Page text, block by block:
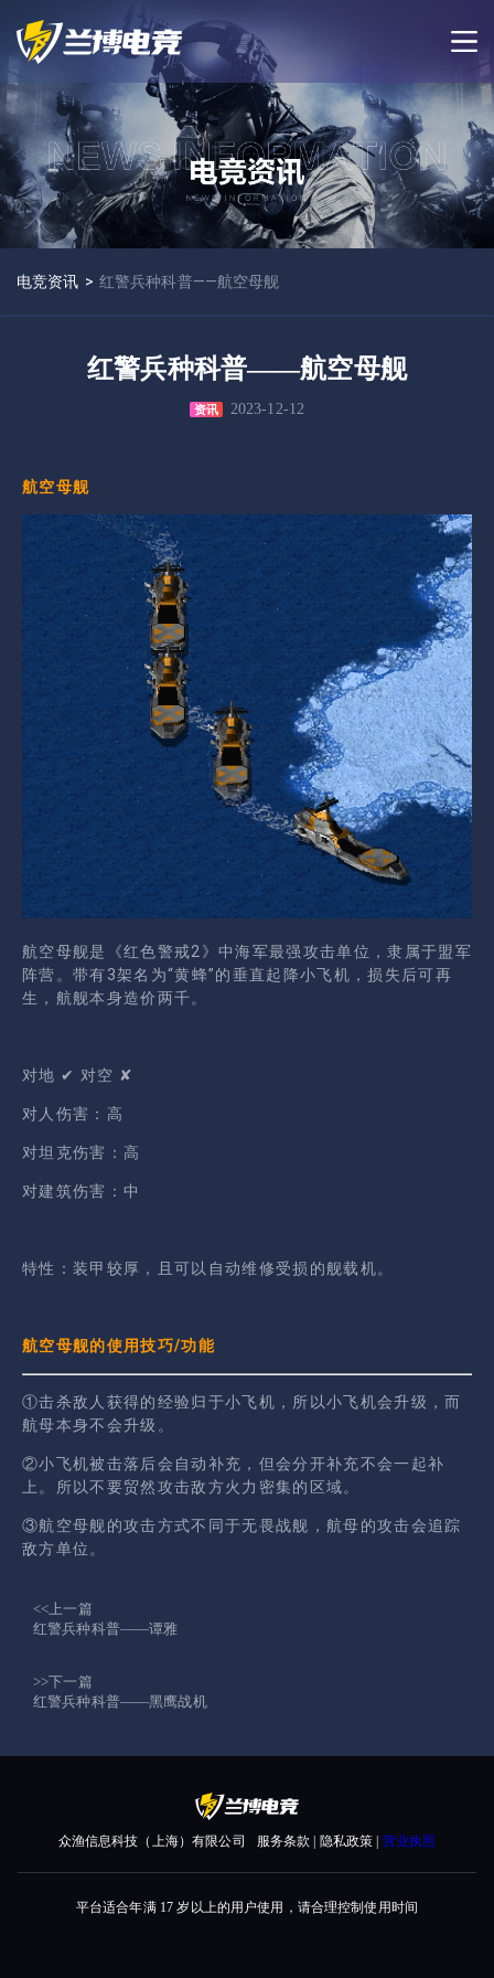
电竞资讯 > 红警兵种科普——航空母舰
红警兵种科普——航空母舰
资讯 2023-12-12
航空母舰
航空母舰是《红色警戒2》中海军最强攻击单位，隶属于盟军
阵营。带有3架名为“黄蜂”的垂直起降小飞机，损失后可再
生，航舰本身造价两千。
对地 ✔ 对空 ✘
对人伤害：高
对坦克伤害：高
对建筑伤害：中
特性：装甲较厚，且可以自动维修受损的舰载机。
航空母舰的使用技巧/功能
①击杀敌人获得的经验归于小飞机，所以小飞机会升级，而
航母本身不会升级。
②小飞机被击落后会自动补充，但会分开补充不会一起补
上。所以不要贸然攻击敌方火力密集的区域。
③航空母舰的攻击方式不同于无畏战舰，航母的攻击会追踪
敌方单位。
<<上一篇
红警兵种科普——谭雅
>>下一篇
红警兵种科普——黑鹰战机
众渔信息科技（上海）有限公司 服务条款 | 隐私政策 | 营业执照
平台适合年满 17 岁以上的用户使用，请合理控制使用时间